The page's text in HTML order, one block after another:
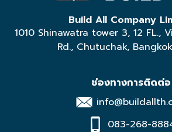
Build All Company
1010 Shinawatra tower 3, 12 FL.,
Rd., Chutuchak,
ช่องทางการติดต่อ
083-268-